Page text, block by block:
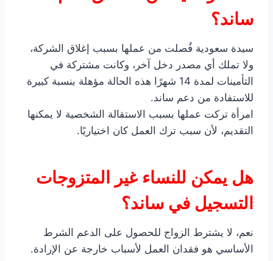
ساند؟
سيدة سعودية فُصلت من عملها بسبب إغلاق الشركة،
ولا تملك أي مصدر دخل آخر، وكانت مشتركة في
التأمينات لمدة 14 شهرًا هذه الحالة مؤهلة بنسبة كبيرة
للاستفادة من دعم ساند.
امرأة تركت عملها بسبب الاستقالة الشخصية لا يمكنها
التقديم، لأن سبب ترك العمل كان اختياريًا.
هل يمكن للنساء غير المتزوجات
التسجيل في ساند؟
نعم، لا يشترط الزواج للحصول على الدعم الشرط
الأساسي هو فقدان العمل لأسباب خارجة عن الإرادة.